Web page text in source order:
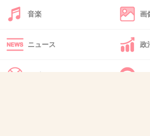
いけてる旦那（世の中的には）
それ以上を求めるのは欲が深す
+80
音楽 画
ニュース 政